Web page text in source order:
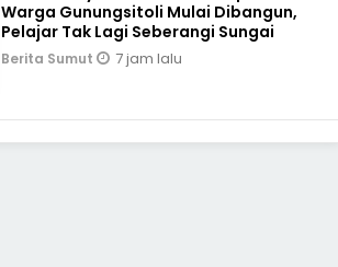
Warga Gunungsitoli Mulai Dibangun,
Pelajar Tak Lagi Seberangi Sungai
Berita Sumut 7 jam lalu